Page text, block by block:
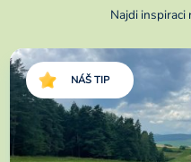
Najdi
NÁŠ TIP